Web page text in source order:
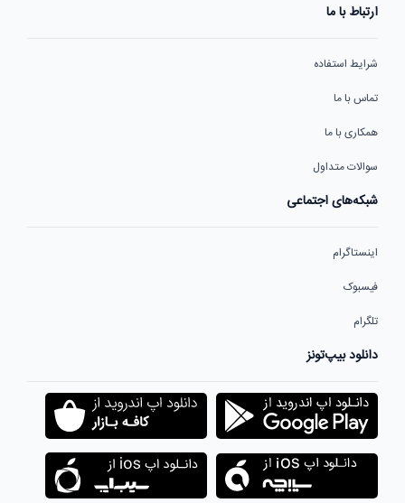
ارتباط با ما
شرایط استفاده
تماس با ما
همکاری با ما
سوالات متداول
شبکه‌های اجتماعی
اینستاگرام
فیسبوک
تلگرام
دانلود بیپ‌تونز